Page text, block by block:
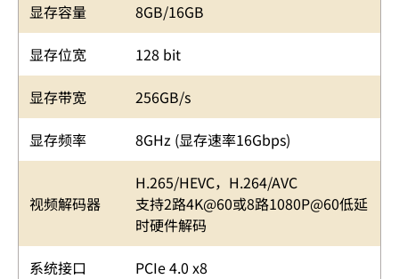
显存容量
8GB/16GB
显存位宽
128 bit
显存带宽
256GB/s
显存频率
8GHz (显存速率16Gbps)
视频解码器
H.265/HEVC，H.264/AVC
支持2路4K@60或8路1080P@60低延
时硬件解码
系统接口
PCIe 4.0 x8